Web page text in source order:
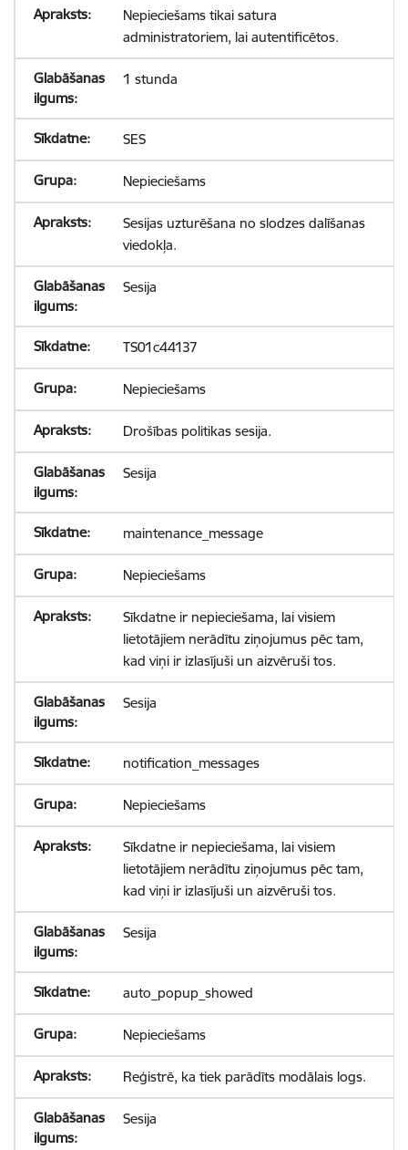
Nepieciešams tikai satura
administratoriem, lai autentificētos.
1 stunda
SES
Nepieciešams
Sesijas uzturēšana no slodzes dalīšanas
viedokļa.
Sesija
TS01c44137
Nepieciešams
Drošības politikas sesija.
Sesija
maintenance_message
Nepieciešams
Sīkdatne ir nepieciešama, lai visiem
lietotājiem nerādītu ziņojumus pēc tam,
kad viņi ir izlasījuši un aizvēruši tos.
Sesija
notification_messages
Nepieciešams
Sīkdatne ir nepieciešama, lai visiem
lietotājiem nerādītu ziņojumus pēc tam,
kad viņi ir izlasījuši un aizvēruši tos.
Sesija
auto_popup_showed
Nepieciešams
Reģistrē, ka tiek parādīts modālais logs.
Sesija